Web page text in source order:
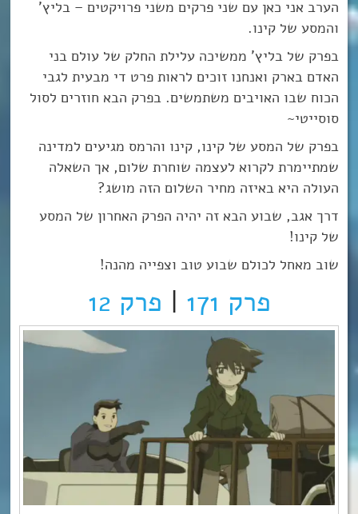
הערב אני כאן עם שני פרקים משני פרויקטים – בליץ’
והמסע של קינו.
בפרק של בליץ’ ממשיכה עלילת החלק של עולם בני
האדם בארק ואנחנו זוכים לראות פרט די מבעית לגבי
הכוח שבו האויבים משתמשים. בפרק הבא חוזרים לסול
סוסייטי~
בפרק של המסע של קינו, קינו והרמס מגיעים למדינה
שמתיימרת לקרוא לעצמה שוחרת שלום, אך השאלה
העולה היא באיזה מחיר השלום הזה מושג?
דרך אגב, שבוע הבא זה יהיה הפרק האחרון של המסע
של קינו!
שוב מאחל לכולם שבוע טוב וצפייה מהנה!
פרק 171 | פרק 12